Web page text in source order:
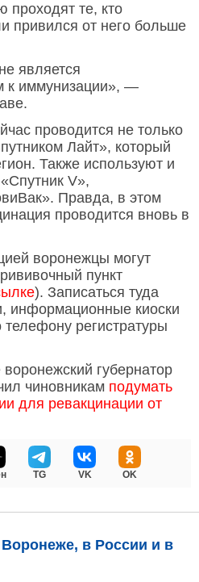
проходят те, кто
привился от него больше
является
к иммунизации», —
проводится не только
Лайт», который
Также используют и
V»,
Правда, в этом
проводится вновь в
воронежцы могут
пункт
). Записаться туда
информационные киоски
регистратуры
губернатор
чиновникам подумать
для ревакцинации от
TG VK OK
в России и в